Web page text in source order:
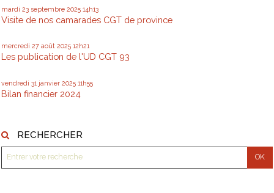
mardi 23 septembre 2025 14h13
Visite de nos camarades CGT de province
mercredi 27 août 2025 12h21
Les publication de l'UD CGT 93
vendredi 31 janvier 2025 11h55
Bilan financier 2024
RECHERCHER